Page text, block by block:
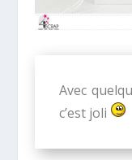
Avec
c’est joli